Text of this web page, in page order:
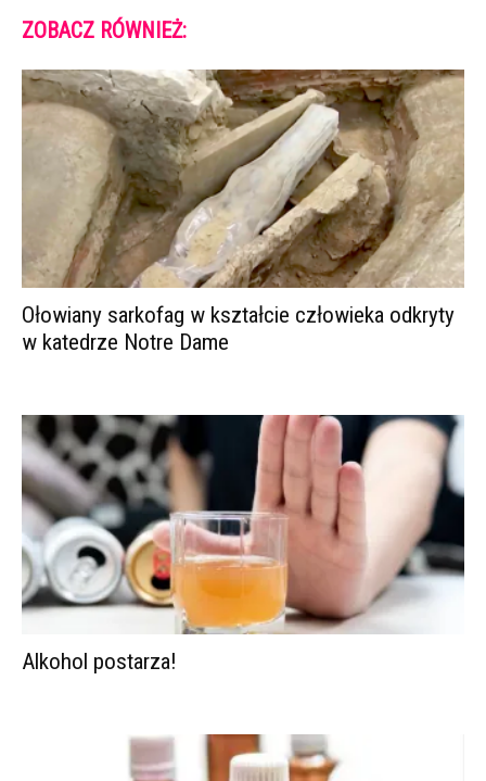
ZOBACZ RÓWNIEŻ:
Ołowiany sarkofag w kształcie człowieka odkryty
w katedrze Notre Dame
Alkohol postarza!